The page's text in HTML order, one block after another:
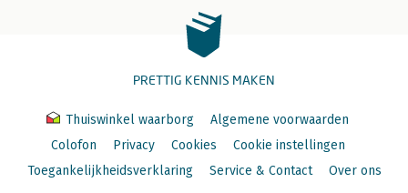
PRETTIG KENNIS MAKEN
Thuiswinkel waarborg
Algemene voorwaarden
Colofon
Privacy Cookies
Cookie instellingen
Toegankelijkheidsverklaring
Service & Contact Over ons